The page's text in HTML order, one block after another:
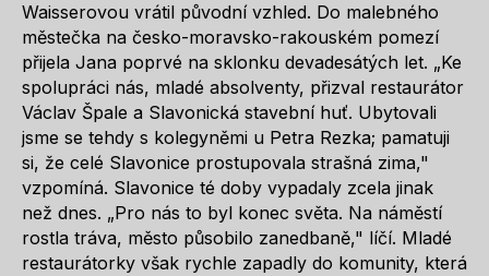
Waisserovou vrátil původní vzhled. Do malebného
městečka na česko-moravsko-rakouském pomezí
přijela Jana poprvé na sklonku devadesátých let. „Ke
spolupráci nás, mladé absolventy, přizval restaurátor
Václav Špale a Slavonická stavební huť. Ubytovali
jsme se tehdy s kolegyněmi u Petra Rezka; pamatuji
si, že celé Slavonice prostupovala strašná zima,"
vzpomíná. Slavonice té doby vypadaly zcela jinak
než dnes. „Pro nás to byl konec světa. Na náměstí
rostla tráva, město působilo zanedbaně," líčí. Mladé
restaurátorky však rychle zapadly do komunity, která